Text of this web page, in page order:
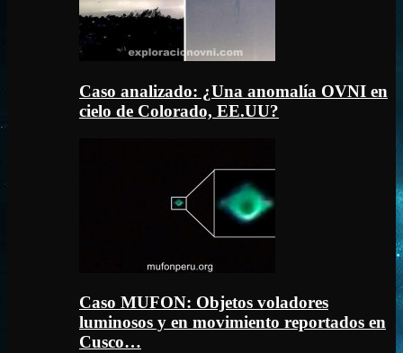
Caso analizado: ¿Una anomalía OVNI en
cielo de Colorado, EE.UU?
Caso MUFON: Objetos voladores
luminosos y en movimiento reportados en
Cusco…